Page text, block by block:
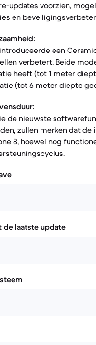
updates voorzien,
en
introduceerde een
verbetert. Beide
heeft (tot 1 meter
(tot 6 meter diepte
de nieuwste
zullen merken dat de
8, hoewel nog
de laatste update